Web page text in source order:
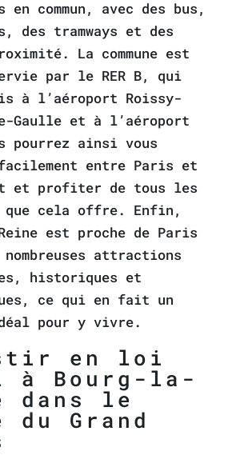
commun, avec des bus,
des tramways et des
La commune est
par le RER B, qui
à l’aéroport Roissy-
Gaulle et à l’aéroport
pourrez ainsi vous
entre Paris et
et profiter de tous les
que cela offre. Enfin,
est proche de Paris
attractions
historiques et
ce qui en fait un
pour y vivre.
en loi
à Bourg-la-
dans le
du Grand